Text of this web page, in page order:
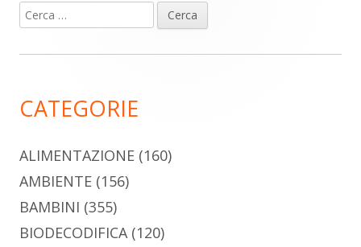
Barra
laterale
Ricerca
per:
CATEGORIE
ALIMENTAZIONE (160)
AMBIENTE (156)
BAMBINI (355)
BIODECODIFICA(120)